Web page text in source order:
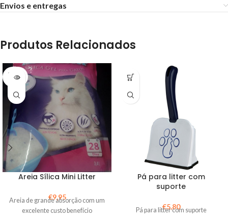
Envios e entregas
Produtos Relacionados
ESGO
TADO
Areia Sílica Mini Litter
€9,95
Areia de grande absorção com um
excelente custo benefício
Pá para litter com
suporte
€5,80
Pá para litter com suporte